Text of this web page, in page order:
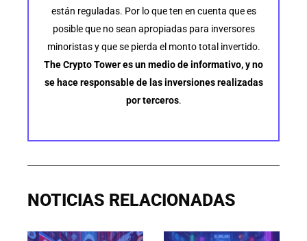
están reguladas. Por lo que ten en cuenta que es
posible que no sean apropiadas para inversores
minoristas y que se pierda el monto total invertido.
The Crypto Tower es un medio de informativo, y no
se hace responsable de las inversiones realizadas
por terceros.
NOTICIAS RELACIONADAS